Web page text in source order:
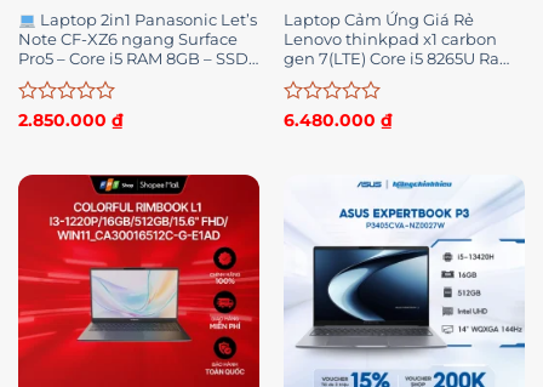
Laptop 2in1 Panasonic Let’s
Note CF-XZ6 ngang Surface
Pro5 – Core i5 RAM 8GB – SSD
256GB
Được
0
2.850.000 ₫
Laptop Cảm Ứng Giá Rẻ
Lenovo thinkpad x1 carbon
gen 7(LTE) Core i5 8265U Ram
16gb SSD 512 Pin>3h
Được
6.480.000 ₫